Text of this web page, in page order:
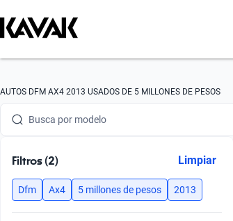
AUTOS DFM AX4 2013 USADOS DE 5 MILLONES DE PESOS
Busca por marca
Busca por modelo
Busca por año
Busca por marca
Filtros (2) Limpiar
Dfm Ax4 5 millones de pesos 2013